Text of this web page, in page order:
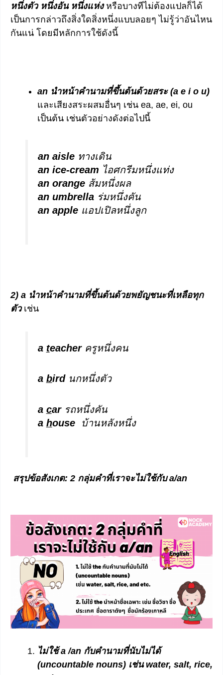
หนึ่งตัว หนึ่งอัน หนึ่งแห่งหรือบางทีไม่ต้องแปลก็ได้
เป็นการกล่าวถึงสิ่งใดสิ่งหนึ่งแบบลอยๆ ไม่รู้ว่าอันไหน
กันแน่ โดยมีหลักการใช้ดังนี้
an นำหน้าคำนามที่ขึ้นต้นด้วยสระ (a e i o u)
และเสียงสระผสมอื่นๆ เช่น ea, ae, ei, ou
เป็นต้น เช่นตัวอย่างดังต่อไปนี้
an aisleทางเดิน
an ice-cream ไอศกรีมหนึ่งแท่ง
an orangeส้มหนึ่งผล
an umbrellaร่มหนึ่งคัน
an appleแอปเปิลหนึ่งลูก
2) a นำหน้าคำนามที่ขึ้นต้นด้วยพยัญชนะที่เหลือทุก
ตัวเช่น
a teacherครูหนึ่งคน
a birdนกหนึ่งตัว
a carรถหนึ่งคัน
a house บ้านหลังหนึ่ง
สรุปข้อสังเกต: 2 กลุ่มคำที่เราจะไม่ใช้กับ a/an
ไม่ใช้ a /an กับคำนามที่นับไม่ได้
(uncountable nouns) เช่น water, salt, rice,